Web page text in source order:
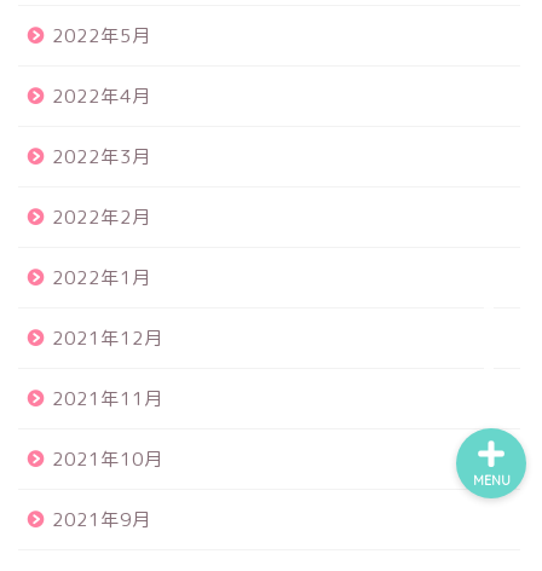
2022年5月
2022年4月
2022年3月
2022年2月
2022年1月
2021年12月
2021年11月
2021年10月
2021年9月
MENU